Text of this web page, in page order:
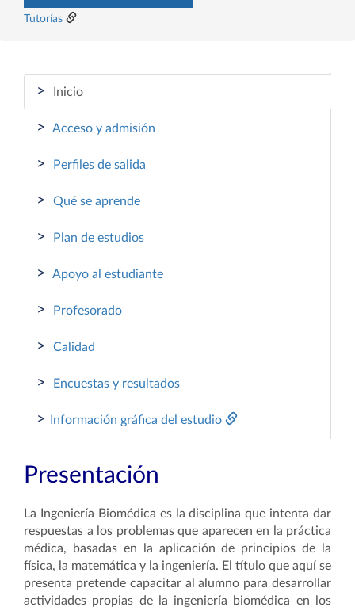
Tutorías
> Inicio
> Acceso y admisión
> Perfiles de salida
> Qué se aprende
> Plan de estudios
> Apoyo al estudiante
> Profesorado
> Calidad
> Encuestas y resultados
> Información gráfica del estudio
Presentación
La Ingeniería Biomédica es la disciplina que intenta dar
respuestas a los problemas que aparecen en la práctica
médica, basadas en la aplicación de principios de la
física, la matemática y la ingeniería. El título que aquí se
presenta pretende capacitar al alumno para desarrollar
actividades propias de la ingeniería biomédica en los